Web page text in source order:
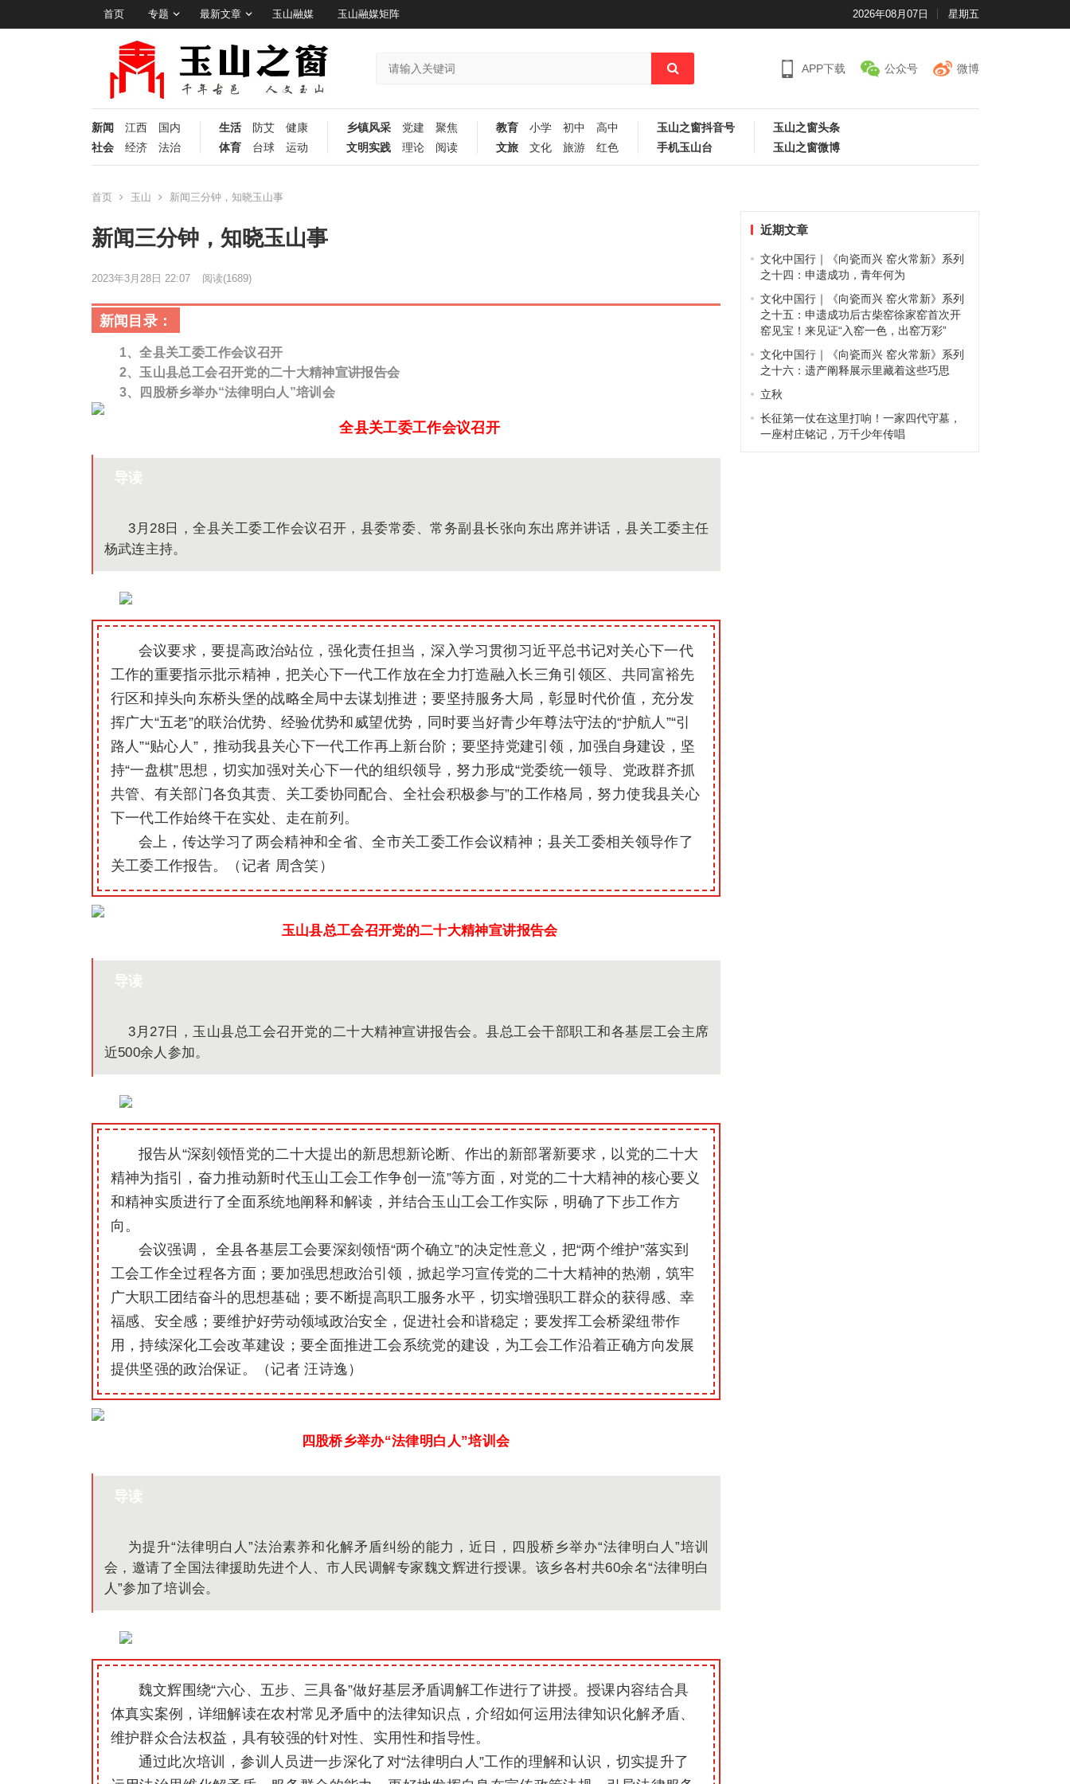
首页 专题 最新文章 玉山融媒 玉山融媒矩阵 2026年08月07日 星期五
APP下载 公众号 微博
新闻 江西
国内
社会
经济 法治
生活 防艾
健康
体育
台球 运动
乡镇风采 党建
聚焦
文明实践
理论 阅读
教育 小学 初中
高中
文旅
文化 旅游 红色
玉山之窗抖音号
手机玉山台
玉山之窗头条
玉山之窗微博
首页 玉山 新闻三分钟，知晓玉山事
新闻三分钟，知晓玉山事
2023年3月28日 22:07 阅读(1689)
新闻目录：
1、全县关工委工作会议召开
2、 玉山县总工会召开党的二十大精神宣讲报告会
3、四股桥乡举办“法律明白人”培训会
全县关工委工作会议召开
导读
3月28日，全县关工委工作会议召开，县委常委、常务副县长张向东出席并讲话，县关工委主任
杨武连主持。
会议要求，要提高政治站位，强化责任担当，深入学习贯彻习近平总书记对关心下一代
工作的重要指示批示精神，把关心下一代工作放在全力打造融入长三角引领区、共同富裕先
行区和掉头向东桥头堡的战略全局中去谋划推进；要坚持服务大局，彰显时代价值，充分发
挥广大“五老”的联治优势、经验优势和威望优势，同时要当好青少年尊法守法的“护航人”“引
路人”“贴心人”，推动我县关心下一代工作再上新台阶；要坚持党建引领，加强自身建设，坚
持“一盘棋”思想，切实加强对关心下一代的组织领导，努力形成“党委统一领导、党政群齐抓
共管、有关部门各负其责、关工委协同配合、全社会积极参与”的工作格局，努力使我县关心
下一代工作始终干在实处、走在前列。
会上，传达学习了两会精神和全省、全市关工委工作会议精神；县关工委相关领导作了
关工委工作报告。（记者 周含笑）
玉山县总工会召开党的二十大精神宣讲报告会
导读
3月27日，玉山县总工会召开党的二十大精神宣讲报告会。县总工会干部职工和各基层工会主席
近500余人参加。
报告从“深刻领悟党的二十大提出的新思想新论断、作出的新部署新要求，以党的二十大
精神为指引，奋力推动新时代玉山工会工作争创一流”等方面，对党的二十大精神的核心要义
和精神实质进行了全面系统地阐释和解读，并结合玉山工会工作实际，明确了下步工作方
向。
会议强调， 全县各基层工会要深刻领悟“两个确立”的决定性意义，把“两个维护”落实到
工会工作全过程各方面；要加强思想政治引领，掀起学习宣传党的二十大精神的热潮，筑牢
广大职工团结奋斗的思想基础；要不断提高职工服务水平，切实增强职工群众的获得感、幸
福感、安全感；要维护好劳动领域政治安全，促进社会和谐稳定；要发挥工会桥梁纽带作
用，持续深化工会改革建设；要全面推进工会系统党的建设，为工会工作沿着正确方向发展
提供坚强的政治保证。（记者 汪诗逸）
四股桥乡举办“法律明白人”培训会
导读
为提升“法律明白人”法治素养和化解矛盾纠纷的能力，近日，四股桥乡举办“法律明白人”培训
会，邀请了全国法律援助先进个人、市人民调解专家魏文辉进行授课。该乡各村共60余名“法律明白
人”参加了培训会。
魏文辉围绕“六心、五步、三具备”做好基层矛盾调解工作进行了讲授。授课内容结合具
体真实案例，详细解读在农村常见矛盾中的法律知识点，介绍如何运用法律知识化解矛盾、
维护群众合法权益，具有较强的针对性、实用性和指导性。
通过此次培训，参训人员进一步深化了对“法律明白人”工作的理解和认识，切实提升了
近期文章
文化中国行｜《向瓷而兴 窑火常新》系列
之十四：申遗成功，青年何为
文化中国行｜《向瓷而兴 窑火常新》系列
之十五：申遗成功后古柴窑徐家窑首次开
窑见宝！来见证“入窑一色，出窑万彩”
文化中国行｜《向瓷而兴 窑火常新》系列
之十六：遗产阐释展示里藏着这些巧思
立秋
长征第一仗在这里打响！一家四代守墓，
一座村庄铭记，万千少年传唱